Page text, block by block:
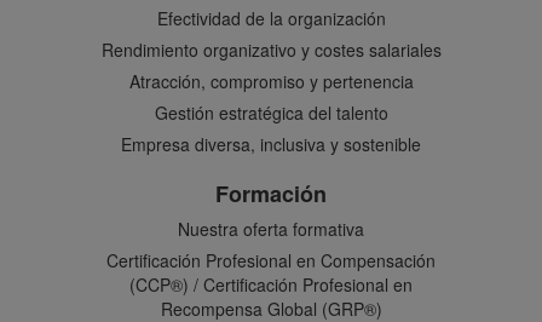
Efectividad de la organización
Rendimiento organizativo y costes salariales
Atracción, compromiso y pertenencia
Gestión estratégica del talento
Empresa diversa, inclusiva y sostenible
Formación
Nuestra oferta formativa
Certificación Profesional en Compensación
(CCP®) / Certificación Profesional en
Recompensa Global (GRP®)